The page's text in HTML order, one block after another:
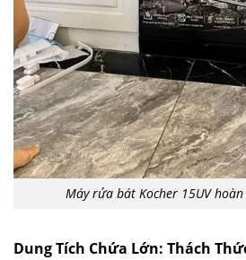
Máy rửa bát Kocher 15UV
Dung Tích Chứa Lớn: Thách